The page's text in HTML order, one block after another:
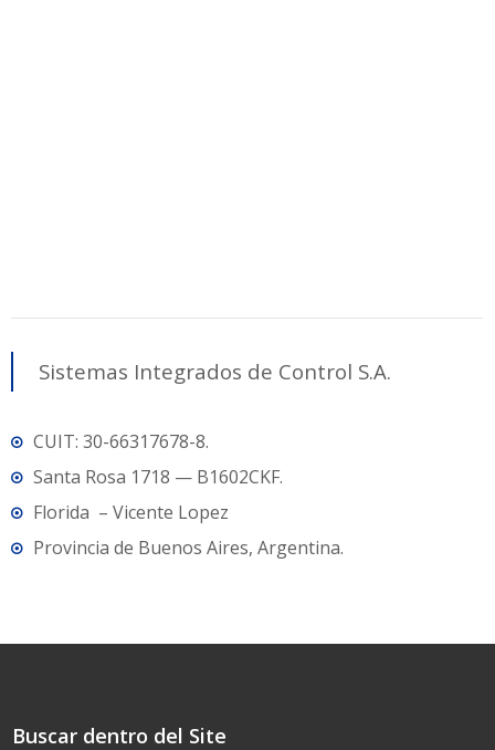
Sistemas Integrados de Control S.A.
CUIT: 30-66317678-8.
Santa Rosa 1718 — B1602CKF.
Florida – Vicente Lopez
Provincia de Buenos Aires, Argentina.
Buscar dentro del Site